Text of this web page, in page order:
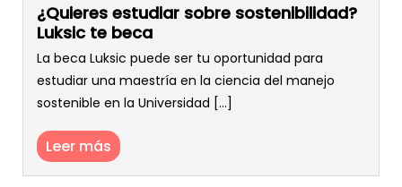
¿Quieres estudiar sobre sostenibilidad?
Luksic te beca
La beca Luksic puede ser tu oportunidad para
estudiar una maestría en la ciencia del manejo
sostenible en la Universidad [...]
Leer más